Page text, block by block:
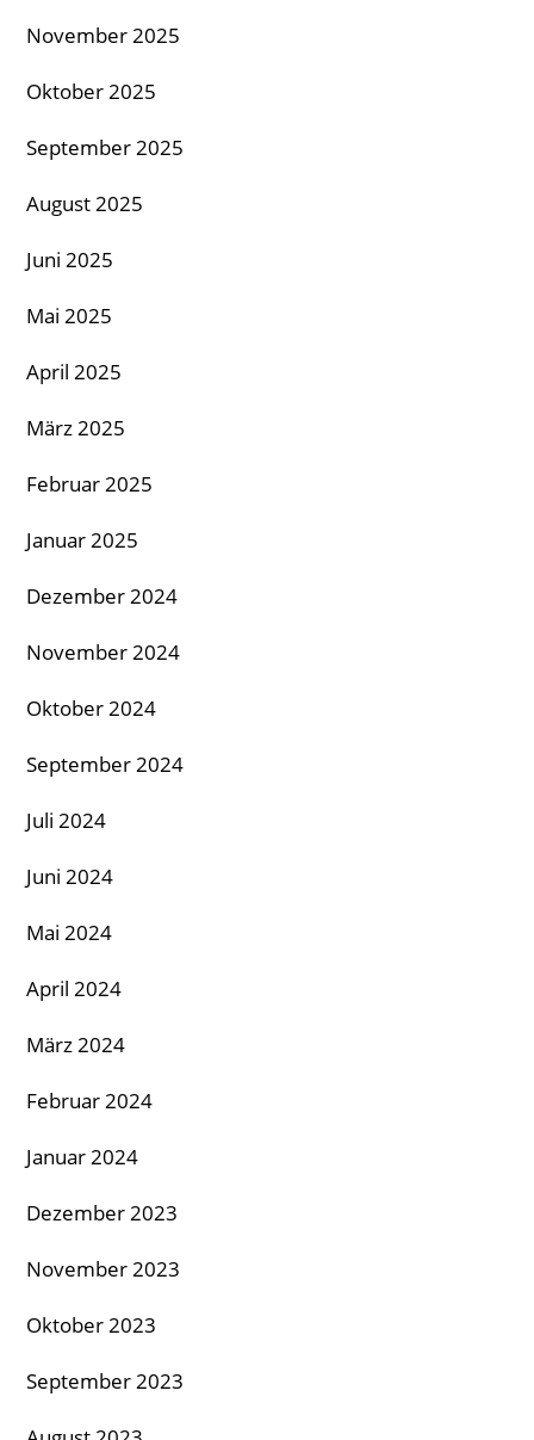
November 2025
Oktober 2025
September 2025
August 2025
Juni 2025
Mai 2025
April 2025
März 2025
Februar 2025
Januar 2025
Dezember 2024
November 2024
Oktober 2024
September 2024
Juli 2024
Juni 2024
Mai 2024
April 2024
März 2024
Februar 2024
Januar 2024
Dezember 2023
November 2023
Oktober 2023
September 2023